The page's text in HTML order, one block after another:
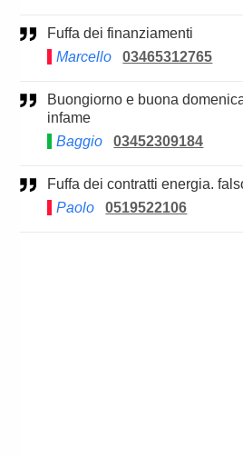
Fuffa dei finanziamenti
Marcello
03465312765
Buongiorno e buona domenica sandro di marzio......
infame
Baggio
03452309184
Fuffa dei contratti energia.
Paolo
0519522106